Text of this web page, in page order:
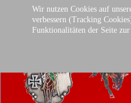
Wir nutzen Cookies auf
verbessern (Tracking
Funktionalitäten der Seite